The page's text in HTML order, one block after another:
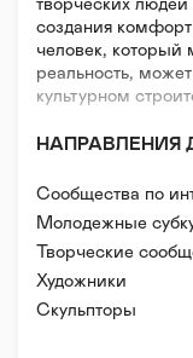
творческих людей
создания
человек,
реальность,
культурном
НАПРАВЛЕНИЯ
Сообщества по
Молодежные
Творческие
Художники
Скульпторы